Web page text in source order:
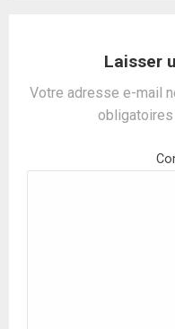
Laisser
Votre adresse e-mail